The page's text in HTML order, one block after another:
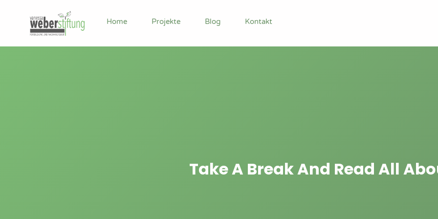
Home Projekte Blog Kontakt
Take A Break And Read All